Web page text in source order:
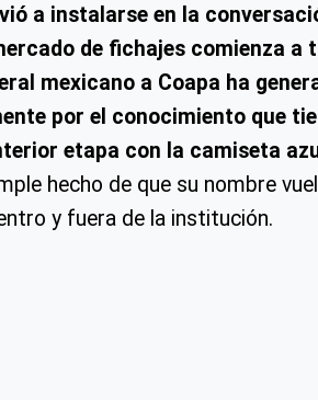
a instalarse en la
de fichajes comienza a
mexicano a Coapa ha
por el conocimiento que
etapa con la camiseta
hecho de que su nombre
y fuera de la institución.